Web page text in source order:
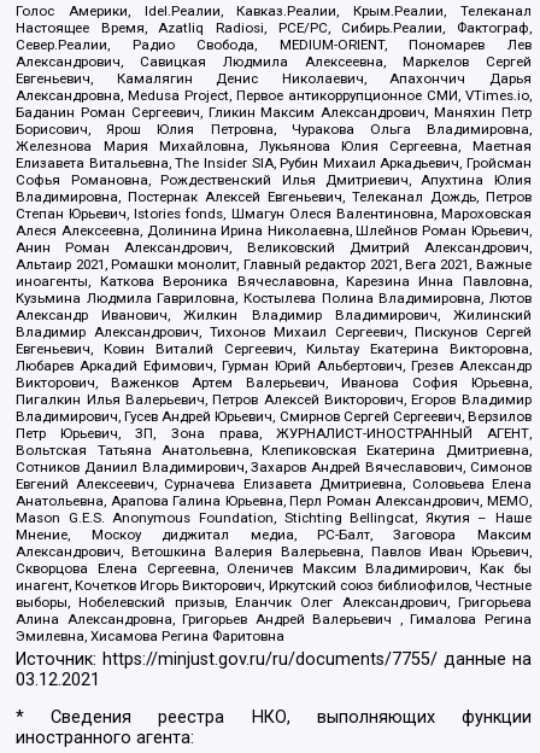
Голос Америки, Idel.Реалии, Кавказ.Реалии, Крым.Реалии, Телеканал
Настоящее Время, Azatliq Radiosi, PCE/PC, Сибирь.Реалии, Фактограф,
Север.Реалии, Радио Свобода, MEDIUM-ORIENT, Пономарев Лев
Александрович, Савицкая Людмила Алексеевна, Маркелов Сергей
Евгеньевич, Камалягин Денис Николаевич, Апахончич Дарья
Александровна, Medusa Project, Первое антикоррупционное СМИ, VTimes.io,
Баданин Роман Сергеевич, Гликин Максим Александрович, Маняхин Петр
Борисович, Ярош Юлия Петровна, Чуракова Ольга Владимировна,
Железнова Мария Михайловна, Лукьянова Юлия Сергеевна, Маетная
Елизавета Витальевна, The Insider SIA, Рубин Михаил Аркадьевич, Гройсман
Софья Романовна, Рождественский Илья Дмитриевич, Апухтина Юлия
Владимировна, Постернак Алексей Евгеньевич, Телеканал Дождь, Петров
Степан Юрьевич, Istories fonds, Шмагун Олеся Валентиновна, Мароховская
Алеся Алексеевна, Долинина Ирина Николаевна, Шлейнов Роман Юрьевич,
Анин Роман Александрович, Великовский Дмитрий Александрович,
Альтаир 2021, Ромашки монолит, Главный редактор 2021, Вега 2021, Важные
иноагенты, Каткова Вероника Вячеславовна, Карезина Инна Павловна,
Кузьмина Людмила Гавриловна, Костылева Полина Владимировна, Лютов
Александр Иванович, Жилкин Владимир Владимирович, Жилинский
Владимир Александрович, Тихонов Михаил Сергеевич, Пискунов Сергей
Евгеньевич, Ковин Виталий Сергеевич, Кильтау Екатерина Викторовна,
Любарев Аркадий Ефимович, Гурман Юрий Альбертович, Грезев Александр
Викторович, Важенков Артем Валерьевич, Иванова София Юрьевна,
Пигалкин Илья Валерьевич, Петров Алексей Викторович, Егоров Владимир
Владимирович, Гусев Андрей Юрьевич, Смирнов Сергей Сергеевич, Верзилов
Петр Юрьевич, ЗП, Зона права, ЖУРНАЛИСТ-ИНОСТРАННЫЙ АГЕНТ,
Вольтская Татьяна Анатольевна, Клепиковская Екатерина Дмитриевна,
Сотников Даниил Владимирович, Захаров Андрей Вячеславович, Симонов
Евгений Алексеевич, Сурначева Елизавета Дмитриевна, Соловьева Елена
Анатольевна, Арапова Галина Юрьевна, Перл Роман Александрович, МЕМО,
Mason G.E.S. Anonymous Foundation, Stichting Bellingcat, Якутия – Наше
Мнение, Москоу диджитал медиа, РС-Балт, Заговора Максим
Александрович, Ветошкина Валерия Валерьевна, Павлов Иван Юрьевич,
Скворцова Елена Сергеевна, Оленичев Максим Владимирович, Как бы
инагент, Кочетков Игорь Викторович, Иркутский союз библиофилов, Честные
выборы, Нобелевский призыв, Еланчик Олег Александрович, Григорьева
Алина Александровна, Григорьев Андрей Валерьевич , Гималова Регина
Эмилевна, Хисамова Регина Фаритовна
Источник: https://minjust.gov.ru/ru/documents/7755/ данные на
03.12.2021
* Сведения реестра НКО, выполняющих функции
иностранного агента: